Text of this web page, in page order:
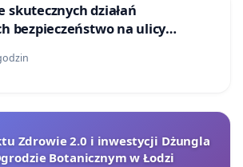
skutecznych działań
bezpieczeństwo na ulicy
Otwocku
Zdrowie 2.0 i inwestycji Dżungla
Botanicznym w Łodzi